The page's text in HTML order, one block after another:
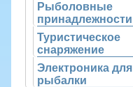
Рыболовные
принадлежности
Туристическое
снаряжение
Электроника для
рыбалки